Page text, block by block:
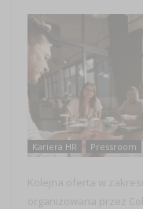
Kariera HR Pressroom
Kolejna oferta w
organizowana przez